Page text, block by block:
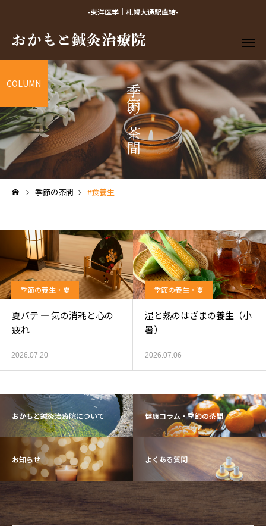
-東洋医学｜札幌大通駅直結-
季節の茶間
COLUMN
季節の茶間 #食養生
季節の養生・夏
夏バテ ― 気の消耗と心の
疲れ
2026.07.20
季節の養生・夏
湿と熱のはざまの養生（小
暑）
2026.07.06
おかもと鍼灸治療院について 健康コラム・季節の茶間
お知らせ よくある質問